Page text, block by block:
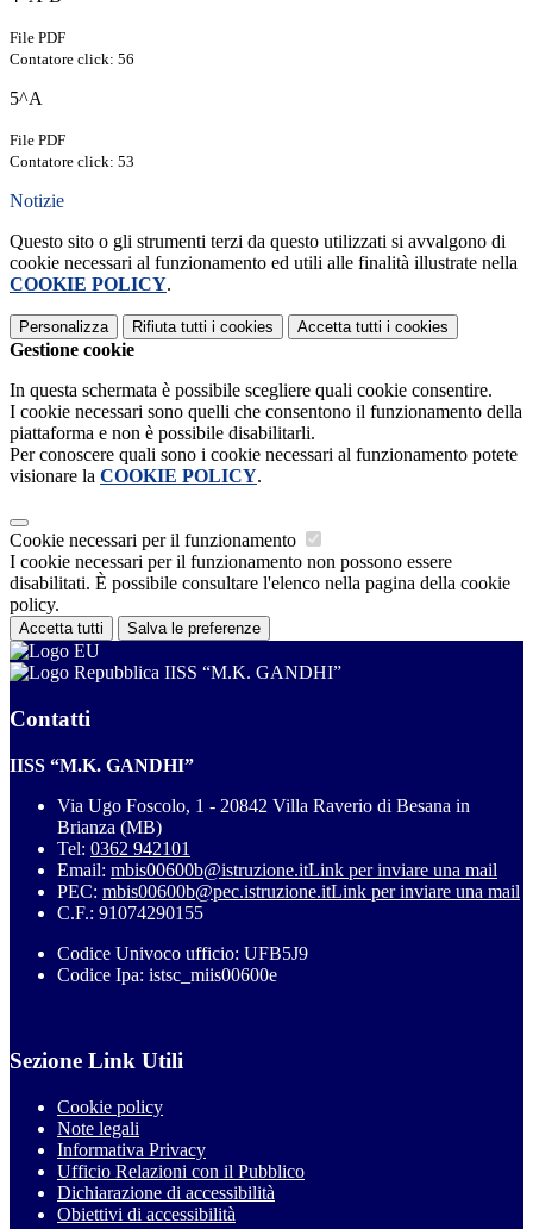
File PDF
Contatore click: 56
5^A
File PDF
Contatore click: 53
Notizie
Questo sito o gli strumenti terzi da questo utilizzati si avvalgono di
cookie necessari al funzionamento ed utili alle finalità illustrate nella
COOKIE POLICY.
Personalizza Rifiuta tutti i cookies Accetta tutti i cookies
Gestione cookie
In questa schermata è possibile scegliere quali cookie consentire.
I cookie necessari sono quelli che consentono il funzionamento della
piattaforma e non è possibile disabilitarli.
Per conoscere quali sono i cookie necessari al funzionamento potete
visionare la COOKIE POLICY.
Cookie necessari per il funzionamento
I cookie necessari per il funzionamento non possono essere
disabilitati. È possibile consultare l'elenco nella pagina della cookie
policy.
Accetta tutti Salva le preferenze
IISS “M.K. GANDHI”
Contatti
IISS “M.K. GANDHI”
Via Ugo Foscolo, 1 - 20842 Villa Raverio di Besana in
Brianza (MB)
Tel: 0362 942101
Email: mbis00600b@istruzione.itLink per inviare una mail
PEC: mbis00600b@pec.istruzione.itLink per inviare una mail
C.F.: 91074290155
Codice Univoco ufficio: UFB5J9
Codice Ipa: istsc_miis00600e
Sezione Link Utili
Cookie policy
Note legali
Informativa Privacy
Ufficio Relazioni con il Pubblico
Dichiarazione di accessibilità
Obiettivi di accessibilità